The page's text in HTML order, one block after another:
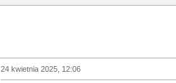
24 kwietnia 2025, 12:06